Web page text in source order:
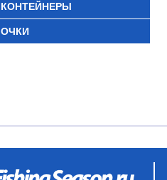
КОНТЕЙНЕРЫ
ОЧКИ